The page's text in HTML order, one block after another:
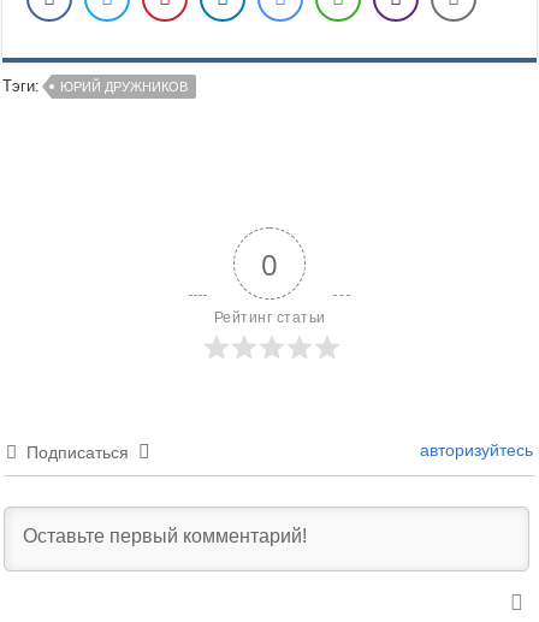
Тэги: ЮРИЙ ДРУЖНИКОВ
0
Рейтинг статьи
Подписаться авторизуйтесь